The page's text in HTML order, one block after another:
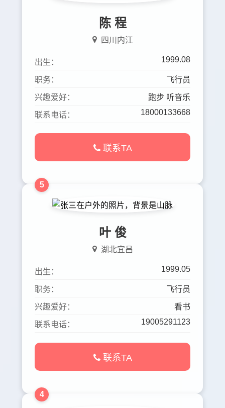
陈 程
四川内江
出生： 1999.08
职务： 飞行员
兴趣爱好： 跑步 听音乐
联系电话： 18000133668
联系TA
5
叶 俊
湖北宜昌
出生： 1999.05
职务： 飞行员
兴趣爱好： 看书
联系电话： 19005291123
联系TA
4